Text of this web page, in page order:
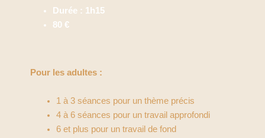
Durée : 1h15
80 €
Pour les adultes :
1 à 3 séances pour un thème précis
4 à 6 séances pour un travail approfondi
6 et plus pour un travail de fond